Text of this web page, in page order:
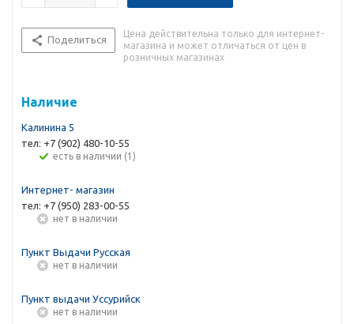
Поделиться
Цена действительна только для интернет-
магазина и может отличаться от цен в
розничных магазинах
Наличие
Калинина 5
тел: +7 (902) 480-10-55
Есть в наличии (1)
Интернет- магазин
тел: +7 (950) 283-00-55
Нет в наличии
Пункт Выдачи Русская
Нет в наличии
Пункт выдачи Уссурийск
Нет в наличии